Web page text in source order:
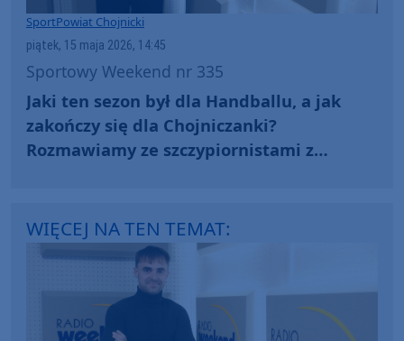
SportPowiat Chojnicki
piątek, 15 maja 2026, 14:45
Sportowy Weekend nr 335
Jaki ten sezon był dla Handballu, a jak
zakończy się dla Chojniczanki?
Rozmawiamy ze szczypiornistami z
WIĘCEJ NA TEN TEMAT: